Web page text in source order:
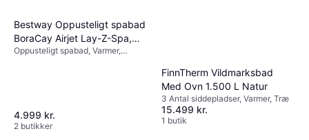
Bestway Oppusteligt spabad
BoraCay Airjet Lay-Z-Spa,
Ø180cm, 2-4 pers
Oppusteligt spabad, Varmer,
4.999 kr.
2 butikker
FinnTherm Vildmarksbad
Med Ovn 1.500 L Natur
3 Antal siddepladser, Varmer, Træ
15.499 kr.
1 butik